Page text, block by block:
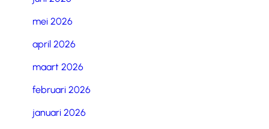
mei 2026
april 2026
maart 2026
februari 2026
januari 2026